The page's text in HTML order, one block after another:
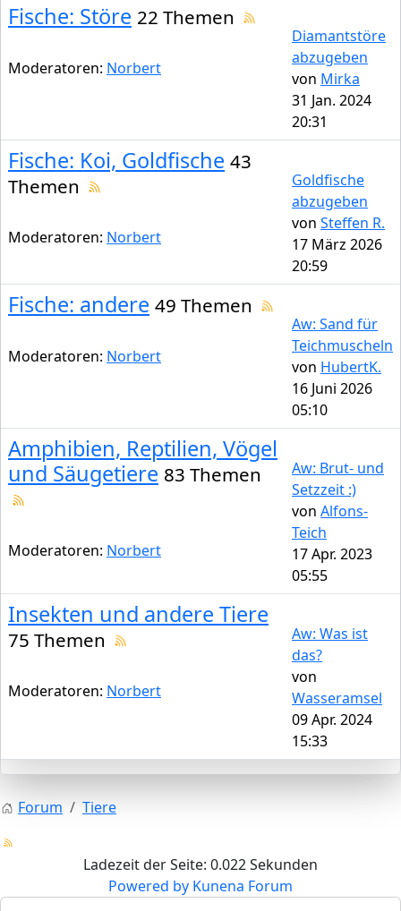
Fische: Störe 22 Themen
Moderatoren: Norbert
Diamantstöre
abzugeben
von Mirka
31 Jan. 2024
20:31
Fische: Koi, Goldfische 43
Themen
Moderatoren: Norbert
Goldfische
abzugeben
von Steffen R.
17 März 2026
20:59
Fische: andere 49 Themen
Moderatoren: Norbert
Aw: Sand für
Teichmuscheln
von HubertK.
16 Juni 2026
05:10
Amphibien, Reptilien, Vögel
und Säugetiere 83 Themen
Moderatoren: Norbert
Aw: Brut- und
Setzzeit :)
von Alfons-
Teich
17 Apr. 2023
05:55
Insekten und andere Tiere
75 Themen
Moderatoren: Norbert
Aw: Was ist
das?
von
Wasseramsel
09 Apr. 2024
15:33
Forum Tiere
Ladezeit der Seite: 0.022 Sekunden
Powered by Kunena Forum